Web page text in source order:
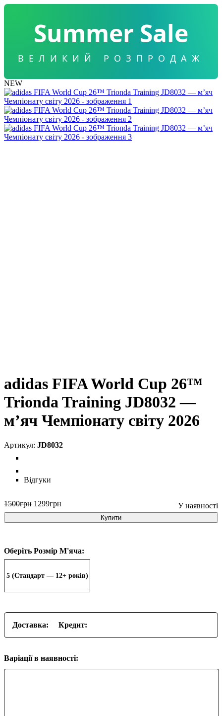
Summer Sale
ВЕЛИКИЙ РОЗПРОДАЖ
NEW
adidas FIFA World Cup 26™
Trionda Training JD8032 —
м’яч Чемпіонату світу 2026
JD8032
Відгуки
1500грн 1299грн
Купити
Оберіть Розмір М'яча:
5 (Стандарт — 12+ років)
Доставка: Кредит:
Варіації в наявності: